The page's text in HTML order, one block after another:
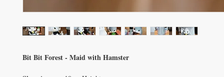
Bit Bit Forest - Maid with Hamster